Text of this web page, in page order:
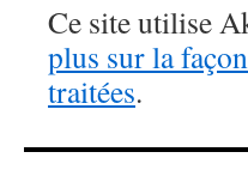
Ce site utilise
plus sur la
traitées.